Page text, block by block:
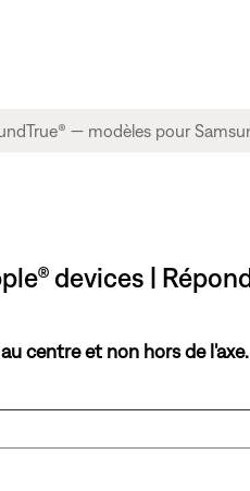
devices |
centre et non hors de l'axe.